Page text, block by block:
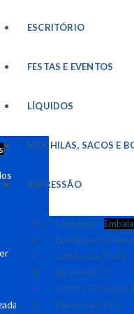
ESCRITÓRIO
FESTAS E EVENTOS
LÍQUIDOS
MOCHILAS, SACOS E
IMPRESSÃO
Embalagens
Envelopes
Cartões de Visita
Impressão UV
Corte e Gravação
Recorte de Vinil